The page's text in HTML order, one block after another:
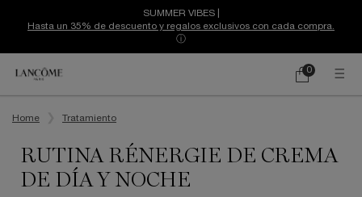
SUMMER VIBES |
Hasta un 35% de descuento y regalos exclusivos con cada compra.
ⓘ
Mi
0
0 producto
Home
Tratamiento
RUTINA RÉNERGIE DE CREMA
DE DÍA Y NOCHE